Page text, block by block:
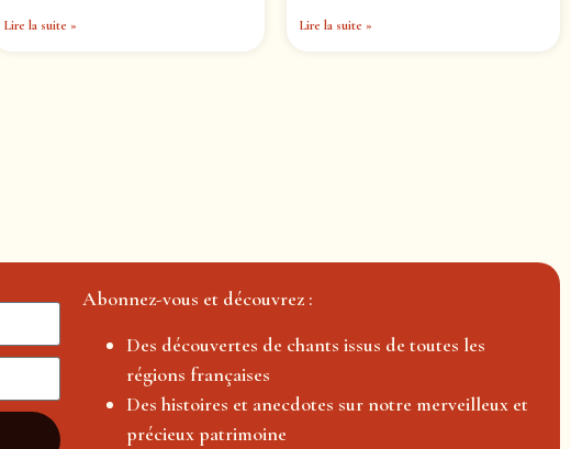
Lire la suite » Lire la suite »
Abonnez-vous et découvrez :
Des découvertes de chants issus de toutes les
régions françaises
Des histoires et anecdotes sur notre merveilleux et
précieux patrimoine